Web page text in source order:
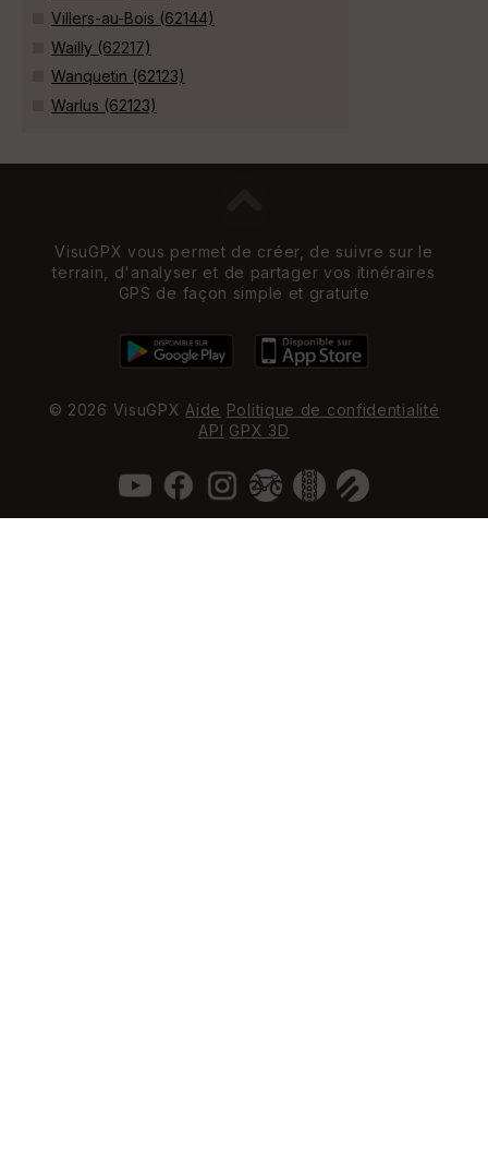
Villers-au-Bois (62144)
Wailly (62217)
Wanquetin (62123)
Warlus (62123)
VisuGPX vous permet de créer, de suivre sur le
terrain, d'analyser et de partager vos itinéraires
GPS de façon simple et gratuite
© 2026 VisuGPX Aide Politique de confidentialité
API GPX 3D